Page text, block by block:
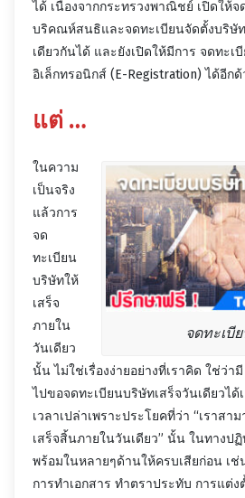
ได้ เนื่องจากกระทรวงพาณิชย์ เปิดให้
บริคณห์สนธิและจดทะเบียนจัดตั้งบริษั
เดียวกันได้ และยังเปิดให้มีการ จดทะ
อิเล็กทรอนิกส์ (E-Registration) ได้อีกด้
แต่ …
จดทะเบี
ในความ
เป็นจริง
แล้วการ
จด
ทะเบียน
บริษัทให้
เสร็จ
ภายใน
วันเดียว
นั้น ไม่ใช่เรื่องง่ายอย่างที่เราคิด ใช่ว่า
ไปขอจดทะเบียนบริษัทเสร็จวันเดียวได้
เวลาเปล่าเพราะประโยคที่ว่า “เราสา
เสร็จสิ้นภายในวันเดียว” นั้น ในทางปฏิ
พร้อมในหลายๆด้านให้ครบเสียก่อน เช่
การทำเอกสาร ทำตราประทับ การแต่